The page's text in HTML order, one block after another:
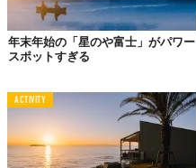
年末年始の「星のや富士」がパワー
スポットすぎる
ACTIVITY